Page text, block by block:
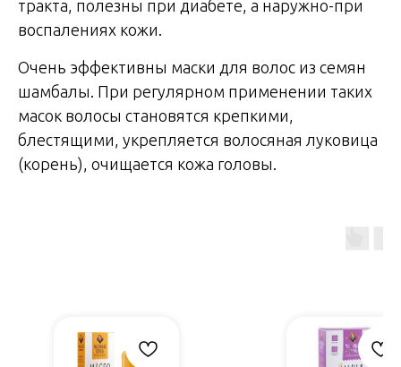
тракта, полезны при диабете, а наружно-при
воспалениях кожи.
Очень эффективны маски для волос из семян
шамбалы. При регулярном применении таких
масок волосы становятся крепкими,
блестящими, укрепляется волосяная луковица
(корень), очищается кожа головы.